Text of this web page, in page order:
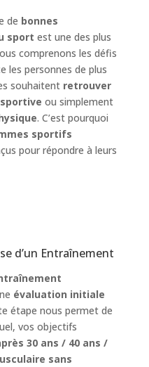
de bonnes
sport est une des plus
comprenons les défis
les personnes de plus
souhaitent retrouver
ou simplement
. C’est pourquoi
sportifs
pour répondre à leurs
d’un Entraînement
évaluation initiale
étape nous permet de
vos objectifs
30 ans / 40 ans /
sans